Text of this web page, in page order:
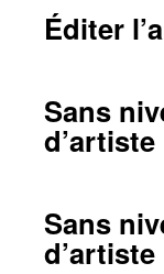
Éditer
Sans
Sans